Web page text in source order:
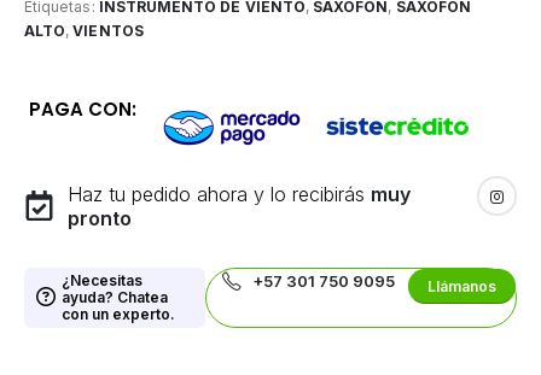
Etiquetas: INSTRUMENTO DE VIENTO, SAXOFÓN, SAXOFON
ALTO,VIENTOS
PAGA CON:
Haz tu pedido ahora y lo recibirás muy
pronto
¿Necesitas
ayuda? Chatea
con un experto.
+57 301 750 9095 Llámanos